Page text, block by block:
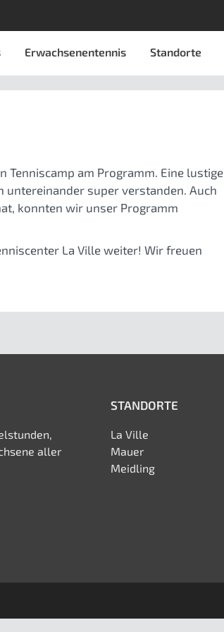
Erwachsenentennis Standorte
Tenniscamp am Programm. Eine lustige
untereinander super verstanden. Auch
konnten wir unser Programm
La Ville weiter! Wir freuen
aller
STANDORTE
La Ville
Mauer
Meidling